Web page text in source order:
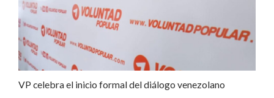
VP celebra el inicio formal del diálogo venezolano